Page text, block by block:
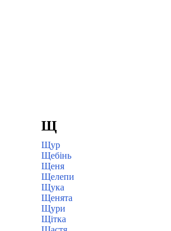
Щ
Щур
Щебінь
Щеня
Щелепи
Щука
Щенята
Щури
Щітка